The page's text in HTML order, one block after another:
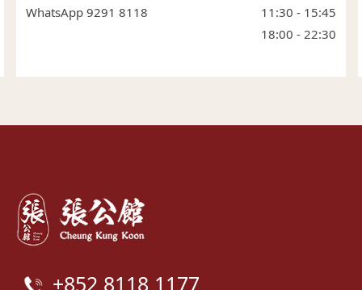
WhatsApp 9291 8118
11:30 - 15:45
18:00 - 22:30
+852 8118 1177